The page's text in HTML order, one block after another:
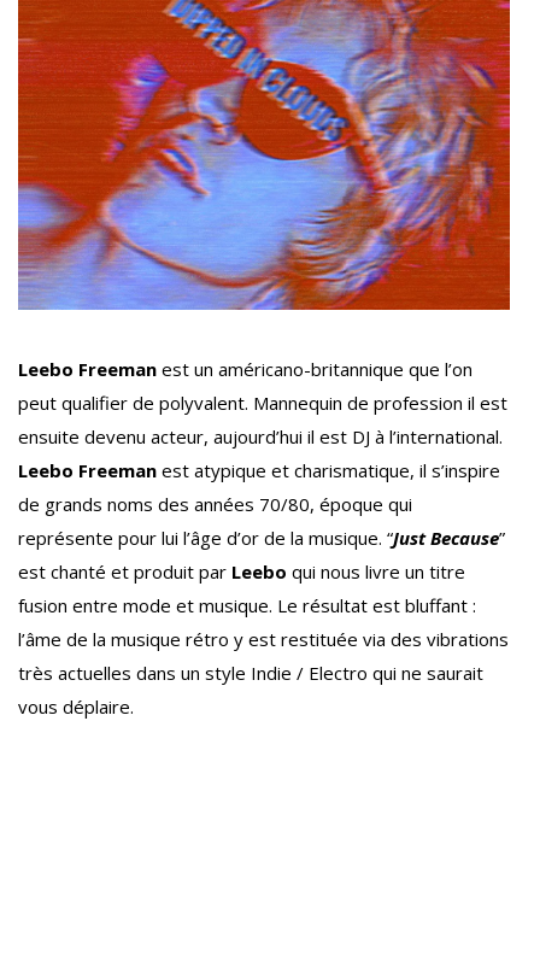
Leebo Freeman est un américano-britannique que l’on
peut qualifier de polyvalent. Mannequin de profession il est
ensuite devenu acteur, aujourd’hui il est DJ à l’international.
Leebo Freeman est atypique et charismatique, il s’inspire
de grands noms des années 70/80, époque qui
représente pour lui l’âge d’or de la musique. “Just Because”
est chanté et produit par Leebo qui nous livre un titre
fusion entre mode et musique. Le résultat est bluffant :
l’âme de la musique rétro y est restituée via des vibrations
très actuelles dans un style Indie / Electro qui ne saurait
vous déplaire.